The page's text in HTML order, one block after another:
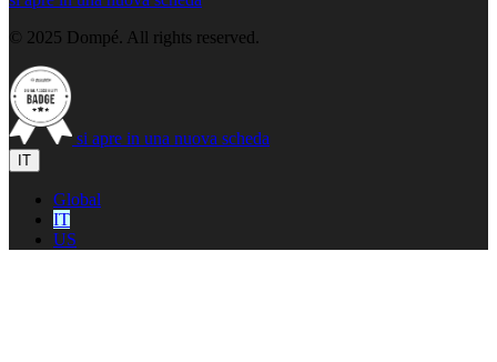
© 2025 Dompé. All rights reserved.
si apre in una nuova scheda
IT
Global
IT
US